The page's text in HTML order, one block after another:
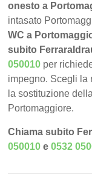
onesto a
intasato
WC a
subito
050010 per
impegno. Scegli la
la sostituzione
Portomaggiore.
Chiama subito
050010 e0532